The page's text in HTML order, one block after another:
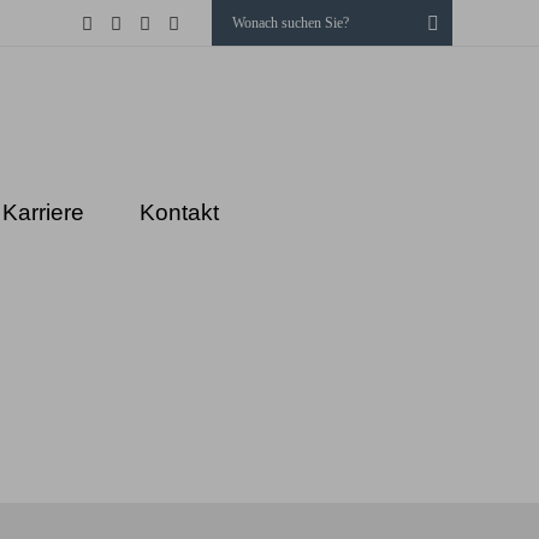
LinkedInFacebookInstagram
Karriere Kontakt